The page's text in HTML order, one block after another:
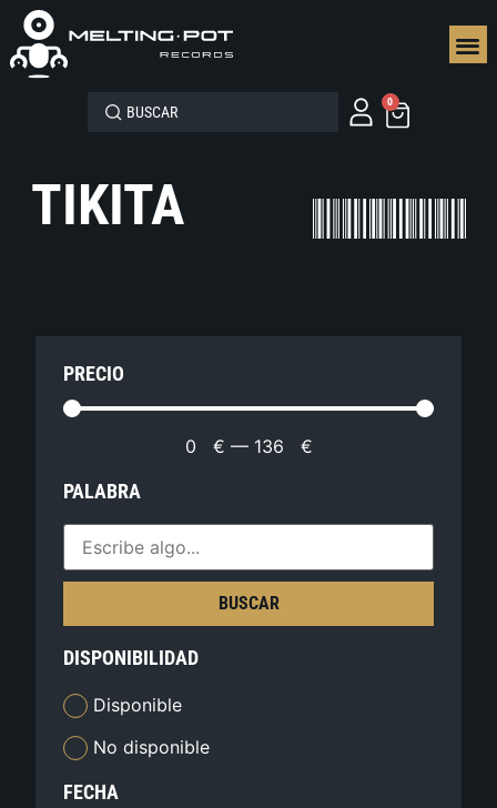
0
TIKITA
PRECIO
0 € — 136 €
PALABRA
BUSCAR
DISPONIBILIDAD
Disponible
No disponible
FECHA